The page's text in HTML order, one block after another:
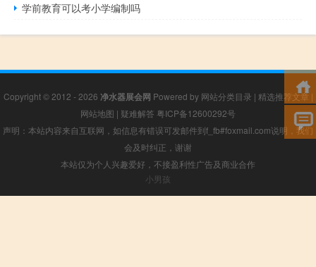
学前教育可以考小学编制吗
Copyright © 2012 - 2026 净水器展会网 Powered by 网站分类目录 | 精选推荐文章|
网站地图 | 疑难解答 粤ICP备12600292号
声明：本站内容来自互联网，如信息有错误可发邮件到f_fb#foxmail.com说明，我们
会及时纠正，谢谢
本站仅为个人兴趣爱好，不接盈利性广告及商业合作
小男孩